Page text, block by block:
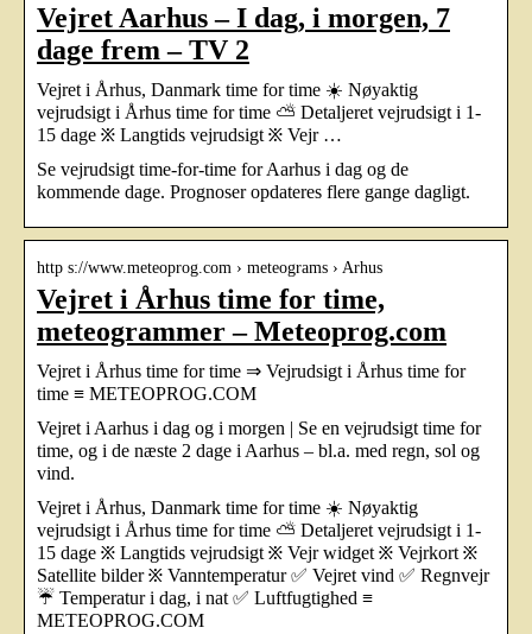
Vejret Aarhus – I dag, i morgen, 7
dage frem – TV 2
Vejret i Århus, Danmark time for time ☀️ Nøyaktig
vejrudsigt i Århus time for time ⛅ Detaljeret vejrudsigt i 1-
15 dage ፠ Langtids vejrudsigt ፠ Vejr …
Se vejrudsigt time-for-time for Aarhus i dag og de
kommende dage. Prognoser opdateres flere gange dagligt.
http s://www.meteoprog.com › meteograms › Arhus
Vejret i Århus time for time,
meteogrammer – Meteoprog.com
Vejret i Århus time for time ⇒ Vejrudsigt i Århus time for
time ≡ METEOPROG.COM
Vejret i Aarhus i dag og i morgen | Se en vejrudsigt time for
time, og i de næste 2 dage i Aarhus – bl.a. med regn, sol og
vind.
Vejret i Århus, Danmark time for time ☀️ Nøyaktig
vejrudsigt i Århus time for time ⛅ Detaljeret vejrudsigt i 1-
15 dage ፠ Langtids vejrudsigt ፠ Vejr widget ፠ Vejrkort ፠
Satellite bilder ፠ Vanntemperatur ✅ Vejret vind ✅ Regnvejr
☔ Temperatur i dag, i nat ✅ Luftfugtighed ≡
METEOPROG.COM